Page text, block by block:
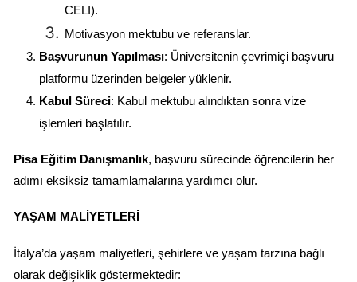
CELI).
Motivasyon mektubu ve referanslar.
Başvurunun Yapılması: Üniversitenin çevrimiçi başvuru
platformu üzerinden belgeler yüklenir.
Kabul Süreci: Kabul mektubu alındıktan sonra vize
işlemleri başlatılır.
Pisa Eğitim Danışmanlık, başvuru sürecinde öğrencilerin her
adımı eksiksiz tamamlamalarına yardımcı olur.
YAŞAM MALIYETLERI
İtalya’da yaşam maliyetleri, şehirlere ve yaşam tarzına bağlı
olarak değişiklik göstermektedir: